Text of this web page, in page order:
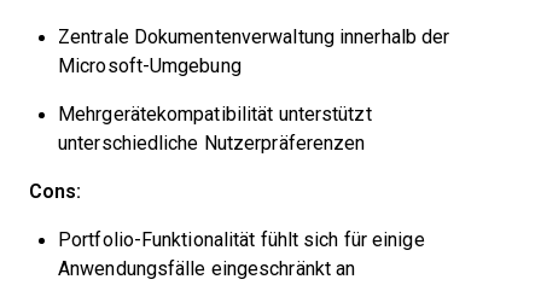
Zentrale Dokumentenverwaltung innerhalb der
Microsoft-Umgebung
Mehrgerätekompatibilität unterstützt
unterschiedliche Nutzerpräferenzen
Cons:
Portfolio-Funktionalität fühlt sich für einige
Anwendungsfälle eingeschränkt an